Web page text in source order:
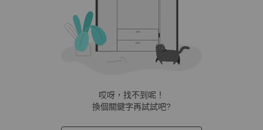
哎呀，找不到呢！
換個關鍵字再試試吧?